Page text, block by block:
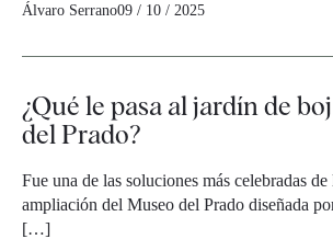
Álvaro Serrano09 / 10 / 2025
¿Qué le pasa al jardín de
del Prado?
Fue una de las soluciones más celebradas
ampliación del Museo del Prado diseñada
[…]